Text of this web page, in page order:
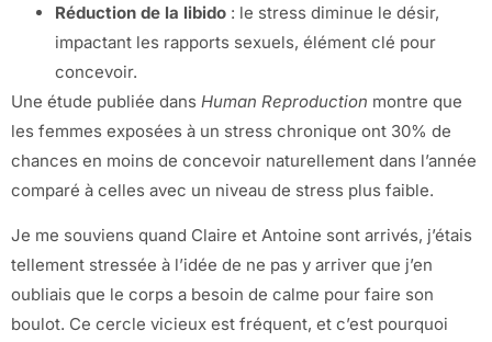
Réduction de la libido : le stress diminue le désir,
impactant les rapports sexuels, élément clé pour
concevoir.
Une étude publiée dans Human Reproduction montre que
les femmes exposées à un stress chronique ont 30% de
chances en moins de concevoir naturellement dans l’année
comparé à celles avec un niveau de stress plus faible.
Je me souviens quand Claire et Antoine sont arrivés, j’étais
tellement stressée à l’idée de ne pas y arriver que j’en
oubliais que le corps a besoin de calme pour faire son
boulot. Ce cercle vicieux est fréquent, et c’est pourquoi